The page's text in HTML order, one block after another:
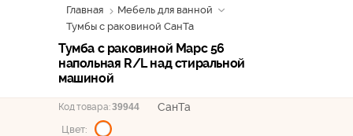
Главная
Мебель для ванной
Тумбы с раковиной СанТа
Тумба с раковиной Марс 56
напольная R/L над стиральной
машиной
Код товара: 39944 СанТа
Цвет: